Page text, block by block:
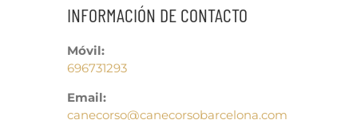
INFORMACIÓN DE CONTACTO
Móvil:
696731293
Email:
canecorso@canecorsobarcelona.com